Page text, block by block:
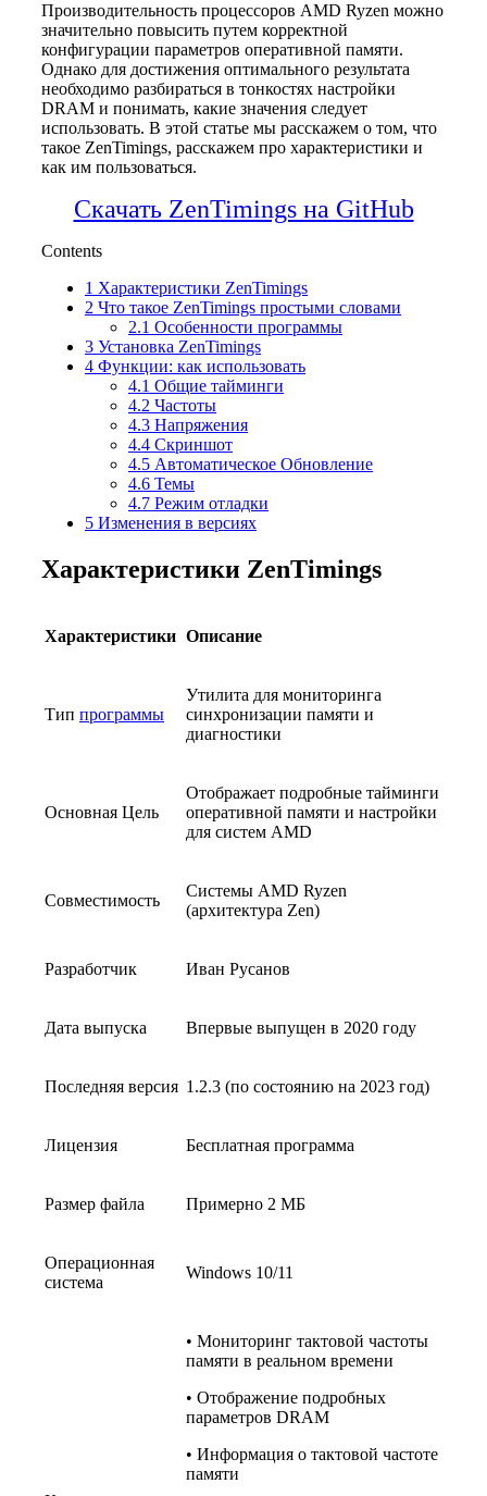
Производительность процессоров AMD Ryzen можно
значительно повысить путем корректной
конфигурации параметров оперативной памяти.
Однако для достижения оптимального результата
необходимо разбираться в тонкостях настройки
DRAM и понимать, какие значения следует
использовать. В этой статье мы расскажем о том, что
такое ZenTimings, расскажем про характеристики и
как им пользоваться.
Скачать ZenTimings на GitHub
Contents
1 Характеристики ZenTimings
2 Что такое ZenTimings простыми словами
2.1 Особенности программы
3 Установка ZenTimings
4 Функции: как использовать
4.1 Общие тайминги
4.2 Частоты
4.3 Напряжения
4.4 Скриншот
4.5 Автоматическое Обновление
4.6 Темы
4.7 Режим отладки
5 Изменения в версиях
Характеристики ZenTimings
Характеристики Описание
Тип программы
Утилита для мониторинга
синхронизации памяти и
диагностики
Основная Цель
Отображает подробные тайминги
оперативной памяти и настройки
для систем AMD
Совместимость
Системы AMD Ryzen
(архитектура Zen)
Разработчик Иван Русанов
Дата выпуска Впервые выпущен в 2020 году
Последняя версия 1.2.3 (по состоянию на 2023 год)
Лицензия Бесплатная программа
Размер файла Примерно 2 МБ
Операционная
система
Windows 10/11
• Мониторинг тактовой частоты
памяти в реальном времени
• Отображение подробных
параметров DRAM
• Информация о тактовой частоте
памяти